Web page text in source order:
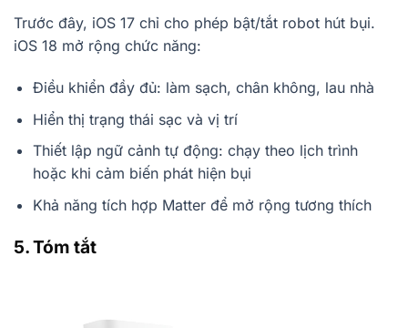
Trước đây, iOS 17 chỉ cho phép bật/tắt robot hút bụi.
iOS 18 mở rộng chức năng:
Điều khiển đầy đủ: làm sạch, chân không, lau nhà
Hiển thị trạng thái sạc và vị trí
Thiết lập ngữ cảnh tự động: chạy theo lịch trình
hoặc khi cảm biến phát hiện bụi
Khả năng tích hợp Matter để mở rộng tương thích
5. Tóm tắt